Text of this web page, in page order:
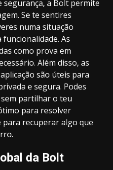
segurança, a Bolt permite
Se te sentires
numa situação
As
como prova em
Além disso, as
são úteis para
e segura. Podes
partilhar o teu
para resolver
para recuperar algo que
da Bolt